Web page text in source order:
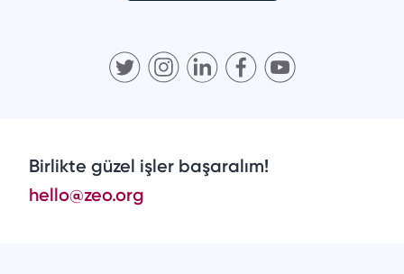
Birlikte güzel işler başaralım!
hello@zeo.org